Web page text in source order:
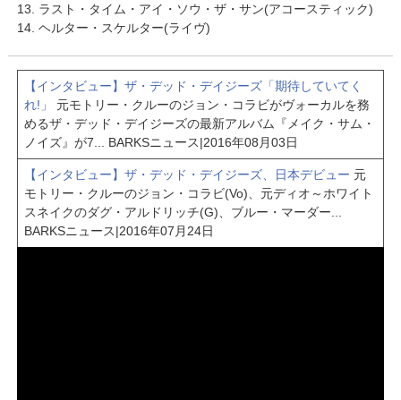
13. ラスト・タイム・アイ・ソウ・ザ・サン(アコースティック)
14. ヘルター・スケルター(ライヴ)
【インタビュー】ザ・デッド・デイジーズ「期待していてく
れ!」
元モトリー・クルーのジョン・コラビがヴォーカルを務
めるザ・デッド・デイジーズの最新アルバム『メイク・サム・
ノイズ』が7...
BARKSニュース|2016年08月03日
【インタビュー】ザ・デッド・デイジーズ、日本デビュー 元
モトリー・クルーのジョン・コラビ(Vo)、元ディオ～ホワイト
スネイクのダグ・アルドリッチ(G)、ブルー・マーダー...
BARKSニュース|2016年07月24日